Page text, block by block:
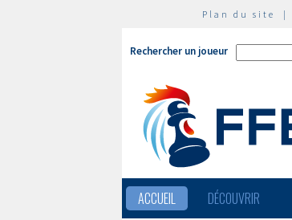
Plan du site |
Rechercher un joueur
ACCUEIL DÉCOUVRIR